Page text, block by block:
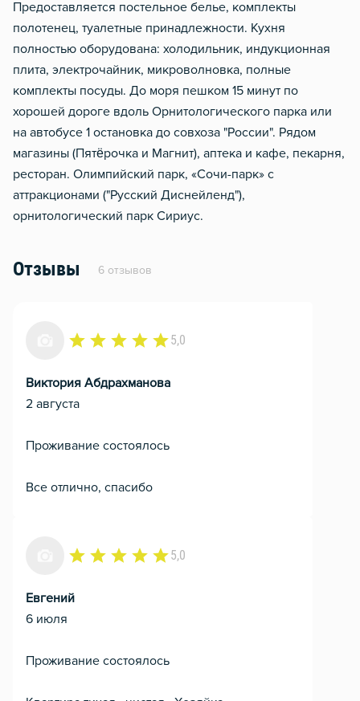
Предоставляется постельное белье, комплекты
полотенец, туалетные принадлежности. Кухня
полностью оборудована: холодильник, индукционная
плита, электрочайник, микроволновка, полные
комплекты посуды. До моря пешком 15 минут по
хорошей дороге вдоль Орнитологического парка или
на автобусе 1 остановка до совхоза "России". Рядом
магазины (Пятёрочка и Магнит), аптека и кафе, пекарня,
ресторан. Олимпийский парк, «Сочи-парк» с
аттракционами ("Русский Диснейленд"),
орнитологический парк Сириус.
Отзывы 6 отзывов
5,0
Виктория Абдрахманова
2 августа
Проживание состоялось
Все отлично, спасибо
5,0
Евгений
6 июля
Проживание состоялось